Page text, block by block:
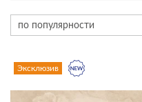
новинка
эксклюзив
ТИП ПЛИТКИ
по популярности
Эксклюзив